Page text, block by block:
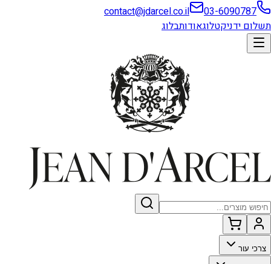
03-6090787
contact@jdarcel.co.il
תשלום ידניקטלוגאודותבלוג
צרכי עור